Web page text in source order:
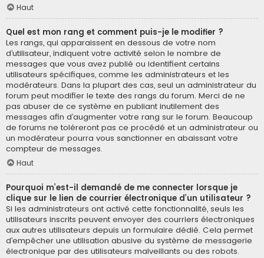
Haut
Quel est mon rang et comment puis-je le modifier ?
Les rangs, qui apparaissent en dessous de votre nom
d’utilisateur, indiquent votre activité selon le nombre de
messages que vous avez publié ou identifient certains
utilisateurs spécifiques, comme les administrateurs et les
modérateurs. Dans la plupart des cas, seul un administrateur du
forum peut modifier le texte des rangs du forum. Merci de ne
pas abuser de ce système en publiant inutilement des
messages afin d’augmenter votre rang sur le forum. Beaucoup
de forums ne toléreront pas ce procédé et un administrateur ou
un modérateur pourra vous sanctionner en abaissant votre
compteur de messages.
Haut
Pourquoi m’est-il demandé de me connecter lorsque je
clique sur le lien de courrier électronique d’un utilisateur ?
Si les administrateurs ont activé cette fonctionnalité, seuls les
utilisateurs inscrits peuvent envoyer des courriers électroniques
aux autres utilisateurs depuis un formulaire dédié. Cela permet
d’empêcher une utilisation abusive du système de messagerie
électronique par des utilisateurs malveillants ou des robots.